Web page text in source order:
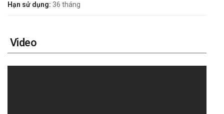
Hạn sử dụng: 36 tháng
Video